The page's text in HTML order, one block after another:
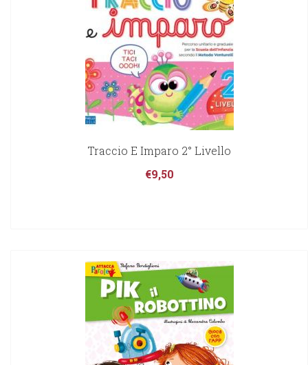
Traccio E Imparo 2° Livello
€9,50